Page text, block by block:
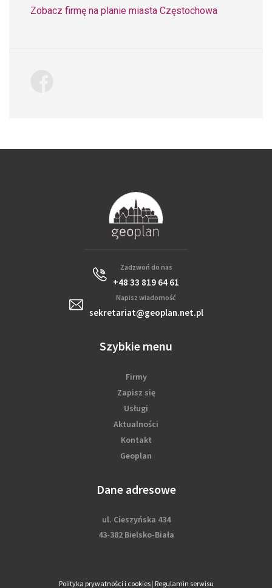
Zobacz firmę na planie miasta Częstochowa
Zadzwoń do nas
+48 33 819 64 61
Napisz wiadomość
sekretariat@geoplan.net.pl
Szybkie menu
Firmy
Zapisz się
Usługi
Aktualności
Kontakt
Geoplan
Dane adresowe
ul. Cieszyńska 434
43-382 Bielsko-Biała
Polityka prywatności i cookies| Regulamin serwisu